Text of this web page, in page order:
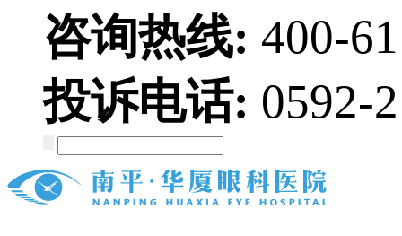
咨询热线: 400-
投诉电话: 0592-